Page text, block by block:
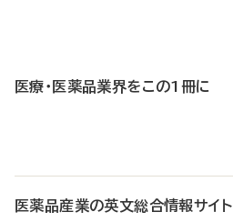
医療・医薬品業界をこの1冊に
医薬品産業の英文総合情報サイト